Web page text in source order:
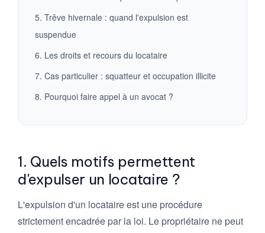
5. Trêve hivernale : quand l'expulsion est
suspendue
6. Les droits et recours du locataire
7. Cas particulier : squatteur et occupation illicite
8. Pourquoi faire appel à un avocat ?
1. Quels motifs permettent
d'expulser un locataire ?
L'expulsion d'un locataire est une procédure
strictement encadrée par la loi. Le propriétaire ne peut